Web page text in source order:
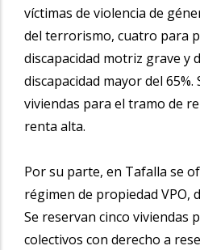
víctimas de violencia de
del terrorismo, cuatro para
discapacidad motriz grave y
discapacidad mayor del 65%.
viviendas para el tramo de
renta alta.
Por su parte, en Tafalla se
régimen de propiedad VPO,
Se reservan cinco viviendas
colectivos con derecho a